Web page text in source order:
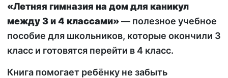
«Летняя гимназия на дом для каникул
между 3 и 4 классами»— полезное учебное
пособие для школьников, которые окончили 3
класс и готовятся перейти в 4 класс.
Книга помогает ребёнку не забыть